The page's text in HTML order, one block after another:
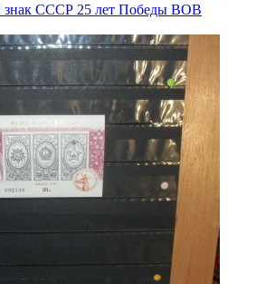
СССР 25 лет Победы ВОВ